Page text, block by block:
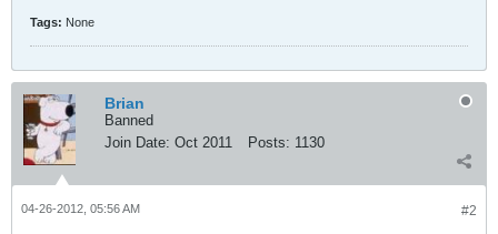
Tags: None
Brian
Banned
Join Date: Oct 2011 Posts: 1130
#2
04-26-2012, 05:56 AM